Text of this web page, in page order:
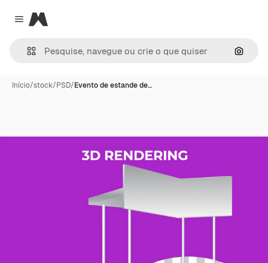
Close menu
Magnific
Início/stock/PSD/Evento de estande de…